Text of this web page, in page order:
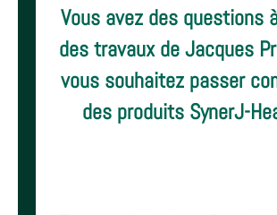
Vous avez des questions
des travaux de Jacques
vous souhaitez passer
des produits SynerJ-